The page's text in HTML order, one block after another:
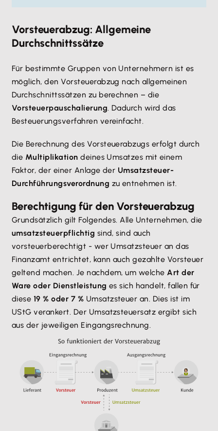
Vorsteuerabzug: Allgemeine
Durchschnittssätze
Für bestimmte Gruppen von Unternehmern ist es
möglich, den Vorsteuerabzug nach allgemeinen
Durchschnittssätzen zu berechnen – die
Vorsteuerpauschalierung. Dadurch wird das
Besteuerungsverfahren vereinfacht.
Die Berechnung des Vorsteuerabzugs erfolgt durch
die Multiplikation deines Umsatzes mit einem
Faktor, der einer Anlage der Umsatzsteuer-
Durchführungsverordnung zu entnehmen ist.
Berechtigung für den Vorsteuerabzug
Grundsätzlich gilt Folgendes. Alle Unternehmen, die
umsatzsteuerpflichtig sind, sind auch
vorsteuerberechtigt - wer Umsatzsteuer an das
Finanzamt entrichtet, kann auch gezahlte Vorsteuer
geltend machen. Je nachdem, um welcheArt der
Ware oder Dienstleistung es sich handelt, fallen für
diese 19 % oder 7 % Umsatzsteuer an. Dies ist im
UStG verankert. Der Umsatzsteuersatz ergibt sich
aus der jeweiligen Eingangsrechnung.